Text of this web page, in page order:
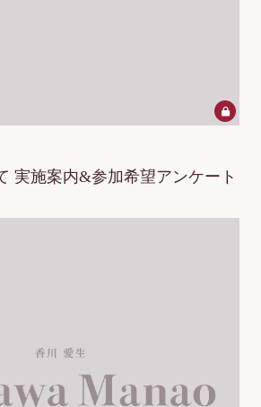
実施案内&参加希望アンケート